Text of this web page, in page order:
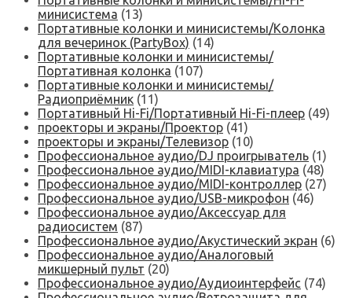
минисистема (13)
Портативные колонки и минисистемы/Колонка
для вечеринок (PartyBox) (14)
Портативные колонки и минисистемы/
Портативная колонка (107)
Портативные колонки и минисистемы/
Радиоприёмник (11)
Портативный Hi-Fi/Портативный Hi-Fi-плеер (49)
проекторы и экраны/Проектор (41)
проекторы и экраны/Телевизор (10)
Профессиональное аудио/DJ проигрыватель (1)
Профессиональное аудио/MIDI-клавиатура (48)
Профессиональное аудио/MIDI-контроллер (27)
Профессиональное аудио/USB-микрофон (46)
Профессиональное аудио/Аксессуар для
радиосистем (87)
Профессиональное аудио/Акустический экран (6)
Профессиональное аудио/Аналоговый
микшерный пульт (20)
Профессиональное аудио/Аудиоинтерфейс (74)